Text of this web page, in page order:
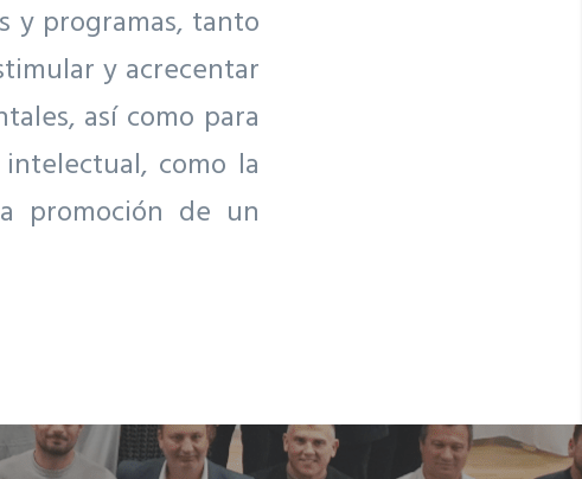
y programas, tanto
y acrecentar
así como para
como la
promoción de un